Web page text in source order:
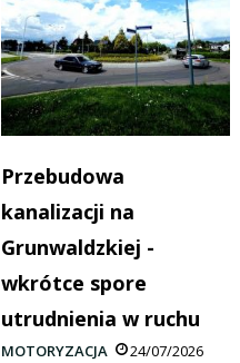
Przebudowa
kanalizacji na
Grunwaldzkiej -
wkrótce spore
utrudnienia w ruchu
MOTORYZACJA 24/07/2026